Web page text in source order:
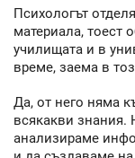
Психологът
материала, тоест
училищата и в
време, заема в
Да, от него няма
всякакви знания.
анализираме